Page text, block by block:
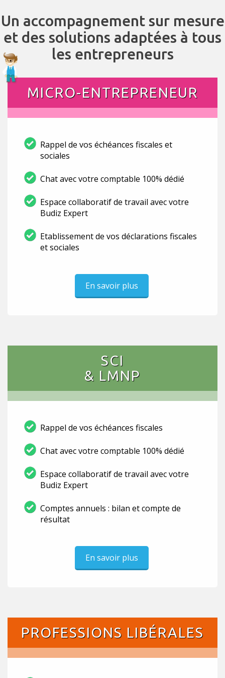
Un accompagnement sur mesure
et des solutions adaptées à tous
les entrepreneurs
MICRO-ENTREPRENEUR
Rappel de vos échéances fiscales et
sociales
Chat avec votre comptable 100% dédié
Espace collaboratif de travail avec votre
Budiz Expert
Etablissement de vos déclarations fiscales
et sociales
En savoir plus
SCI
& LMNP
Rappel de vos échéances fiscales
Chat avec votre comptable 100% dédié
Espace collaboratif de travail avec votre
Budiz Expert
Comptes annuels : bilan et compte de
résultat
En savoir plus
PROFESSIONS LIBÉRALES